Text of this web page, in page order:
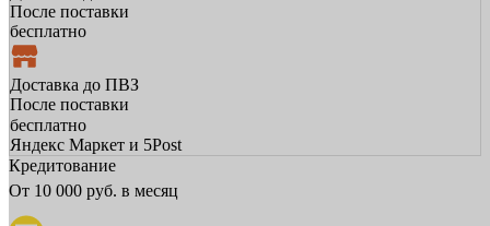
После поставки
бесплатно
Доставка до ПВЗ
После поставки
бесплатно
Яндекс Маркет и 5Post
Кредитование
От 10 000 руб. в месяц